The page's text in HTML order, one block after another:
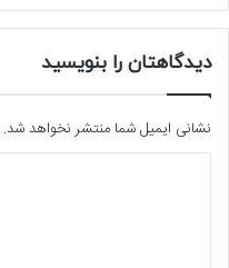
دیدگاهتان را بنویسید
نشانی ایمیل شما منتشر نخواهد شد.